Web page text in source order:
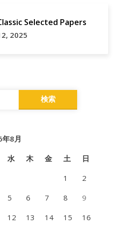
Selected Papers
2025
8月
水 木 金 土
日
1
2
5 6 7 8
9
12 13 14 15
16